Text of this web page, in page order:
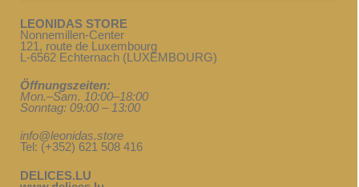
LEONIDAS STORE
Nonnemillen-Center
121, route de Luxembourg
L-6562 Echternach (LUXEMBOURG)
Öffnungszeiten:
Mon.–Sam. 10:00–18:00
Sonntag: 09:00 – 13:00
info@leonidas.store
Tel: (+352) 621 508 416
DELICES.LU